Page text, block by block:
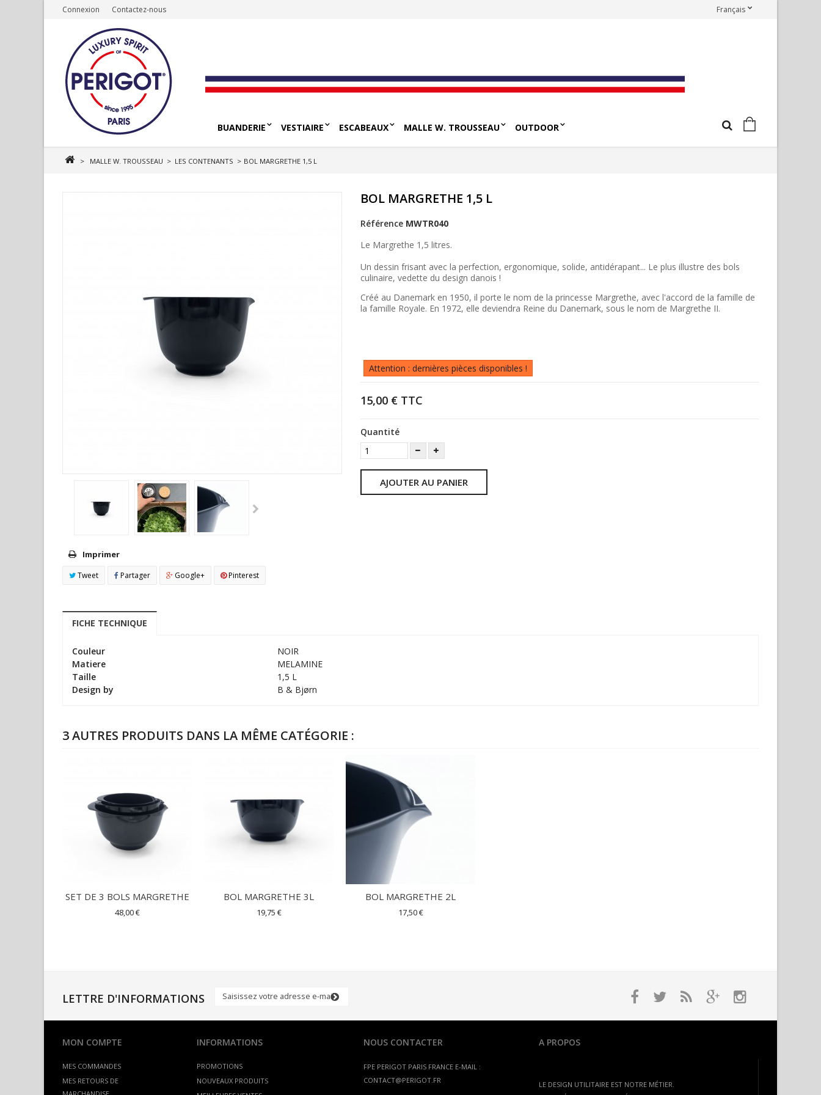
Connexion Français
Contactez-nous
BUANDERIE VESTIAIRE ESCABEAUX MALLE W. TROUSSEAU OUTDOOR
> MALLE W. TROUSSEAU > LES CONTENANTS > BOL MARGRETHE 1,5 L
Imprimer
Tweet Partager Google+ Pinterest
BOL MARGRETHE 1,5 L
Référence MWTR040
Le Margrethe 1,5 litres.
Un dessin frisant avec la perfection, ergonomique, solide, antidérapant... Le plus illustre des bols
culinaire, vedette du design danois !
Créé au Danemark en 1950, il porte le nom de la princesse Margrethe, avec l'accord de la famille de
la famille Royale. En 1972, elle deviendra Reine du Danemark, sous le nom de Margrethe II.
Attention : dernières pièces disponibles !
15,00 €TTC
Quantité
AJOUTER AU PANIER
FICHE TECHNIQUE
Couleur
NOIR
Matiere
MELAMINE
Taille
1,5 L
Design by
B & Bjørn
3 AUTRES PRODUITS DANS LA MÊME CATÉGORIE :
SET DE 3 BOLS MARGRETHE
48,00 €
BOL MARGRETHE 3L
19,75 €
BOL MARGRETHE 2L
17,50 €
LETTRE D'INFORMATIONS
MON COMPTE
MES COMMANDES
MES RETOURS DE
INFORMATIONS
PROMOTIONS
NOUVEAUX PRODUITS
NOUS CONTACTER
FPE PERIGOT PARIS FRANCE E-MAIL :
CONTACT@PERIGOT.FR
A PROPOS
LE DESIGN UTILITAIRE EST NOTRE MÉTIER.